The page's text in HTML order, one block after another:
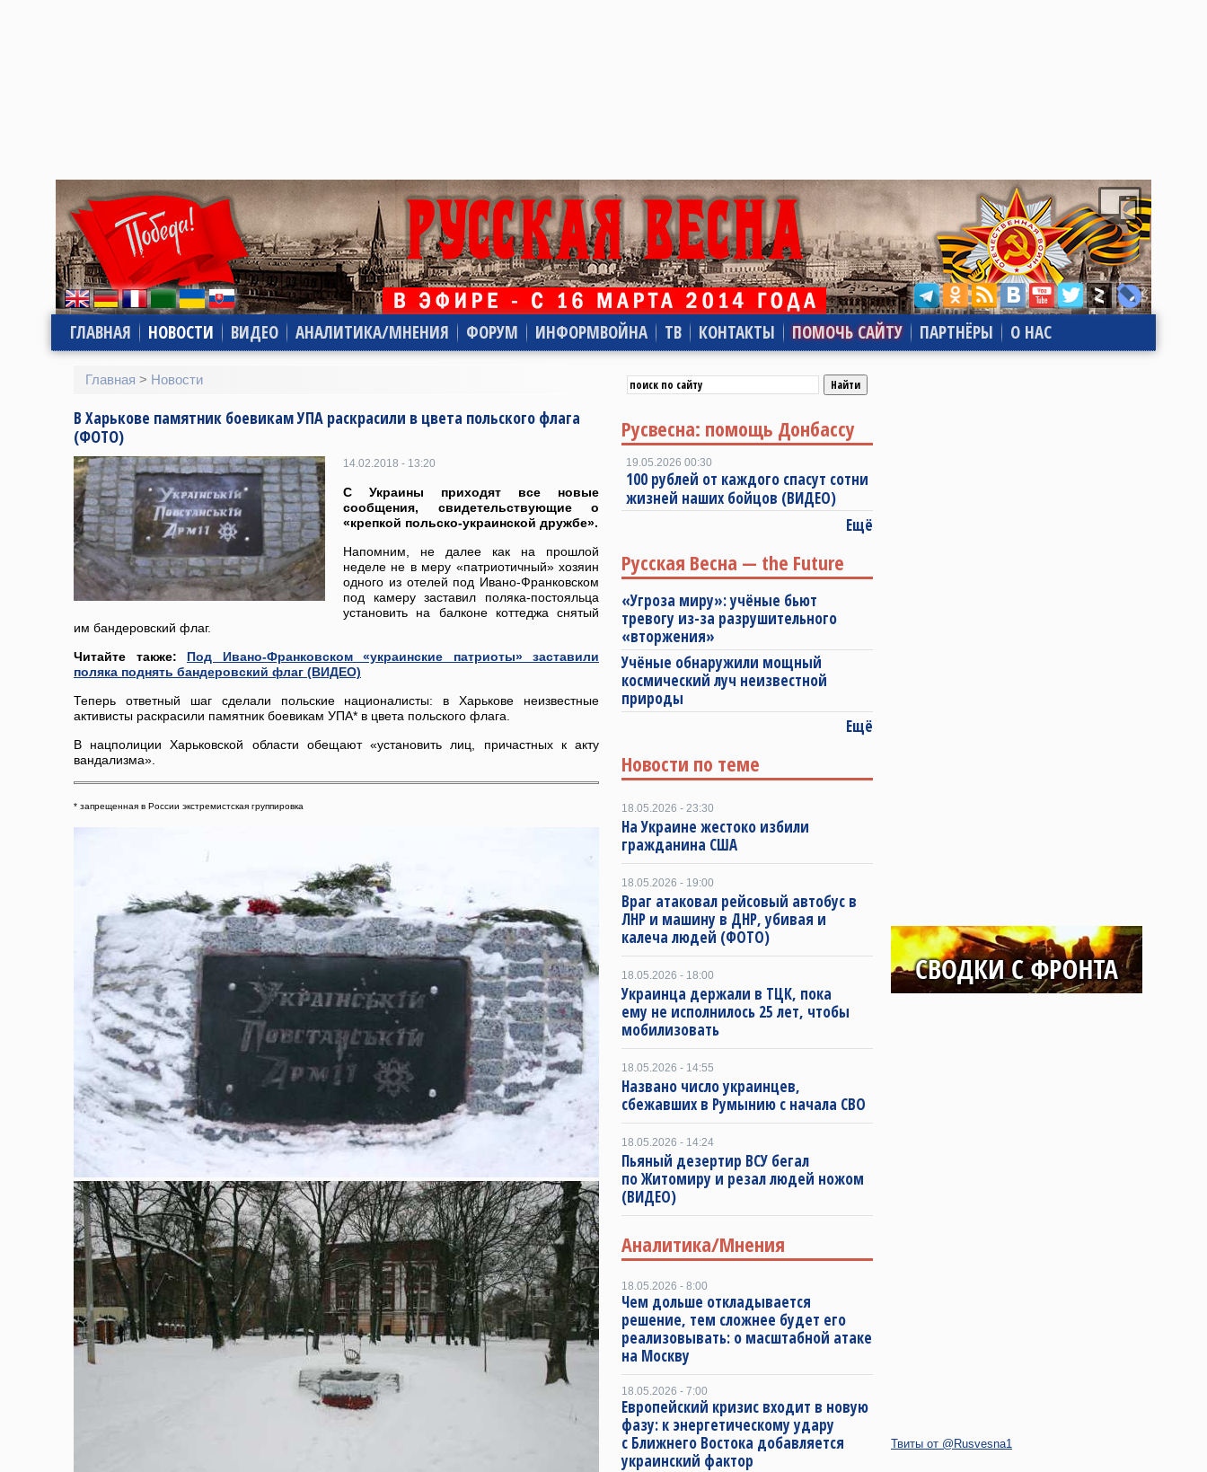
ГЛАВНАЯ НОВОСТИ ВИДЕО АНАЛИТИКА/МНЕНИЯ ФОРУМ ИНФОРМВОЙНА ТВ КОНТАКТЫ ПОМОЧЬ САЙТУ ПАРТНЁРЫ О НАС
Главная > Новости
В Харькове памятник боевикам УПА раскрасили в цвета польского флага
(ФОТО)
14.02.2018 - 13:20
С Украины приходят все новые
сообщения, свидетельствующие о
«крепкой польско-украинской дружбе».
Напомним, не далее как на прошлой
неделе не в меру «патриотичный» хозяин
одного из отелей под Ивано-Франковском
под камеру заставил поляка-постояльца
установить на балконе коттеджа снятый
им бандеровский флаг.
Читайте также: Под Ивано-Франковском «украинские патриоты» заставили
поляка поднять бандеровский флаг (ВИДЕО)
Теперь ответный шаг сделали польские националисты: в Харькове неизвестные
активисты раскрасили памятник боевикам УПА* в цвета польского флага.
В нацполиции Харьковской области обещают «установить лиц, причастных к акту
вандализма».
* запрещенная в России экстремистская группировка
Русвесна: помощь Донбассу
19.05.2026 00:30
100 рублей от каждого спасут сотни
жизней наших бойцов (ВИДЕО)
Ещё
Русская Весна — the Future
«Угроза миру»: учёные бьют
тревогу из-за разрушительного
«вторжения»
Учёные обнаружили мощный
космический луч неизвестной
природы
Ещё
Новости по теме
18.05.2026 - 23:30
На Украине жестоко избили
гражданина США
18.05.2026 - 19:00
Враг атаковал рейсовый автобус в
ЛНР и машину в ДНР, убивая и
калеча людей (ФОТО)
18.05.2026 - 18:00
Украинца держали в ТЦК, пока
ему не исполнилось 25 лет, чтобы
мобилизовать
18.05.2026 - 14:55
Названо число украинцев,
сбежавших в Румынию с начала СВО
18.05.2026 - 14:24
Пьяный дезертир ВСУ бегал
по Житомиру и резал людей ножом
(ВИДЕО)
Аналитика/Мнения
18.05.2026 - 8:00
Чем дольше откладывается
решение, тем сложнее будет его
реализовывать: о масштабной атаке
на Москву
18.05.2026 - 7:00
Европейский кризис входит в новую
фазу: к энергетическому удару
с Ближнего Востока добавляется
украинский фактор
Твиты от @Rusvesna1